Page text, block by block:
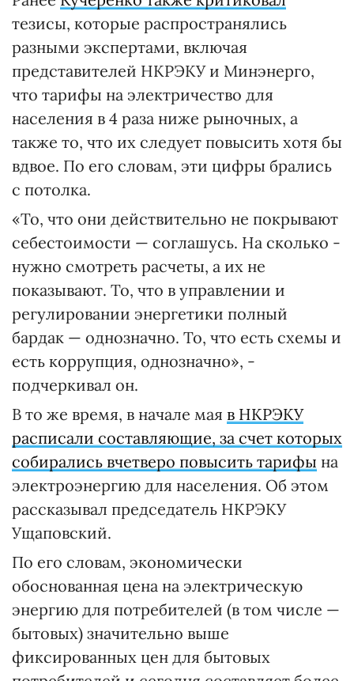
тезисы, которые распространялись
разными экспертами, включая
представителей НКРЭКУ и Минэнерго,
что тарифы на электричество для
населения в 4 раза ниже рыночных, а
также то, что их следует повысить хотя бы
вдвое. По его словам, эти цифры брались
с потолка.
«То, что они действительно не покрывают
себестоимости — соглашусь. На сколько -
нужно смотреть расчеты, а их не
показывают. То, что в управлении и
регулировании энергетики полный
бардак — однозначно. То, что есть схемы и
есть коррупция, однозначно», -
подчеркивал он.
В то же время, в начале мая в НКРЭКУ
расписали составляющие, за счет которых
собирались вчетверо повысить тарифы на
электроэнергию для населения. Об этом
рассказывал председатель НКРЭКУ
Ущаповский.
По его словам, экономически
обоснованная цена на электрическую
энергию для потребителей (в том числе —
бытовых) значительно выше
фиксированных цен для бытовых